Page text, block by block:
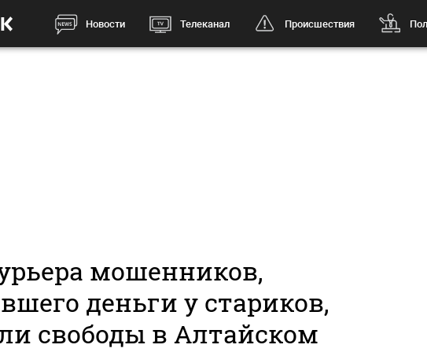
Новости Телеканал Происшествия
мошенников,
деньги у стариков,
свободы в Алтайском